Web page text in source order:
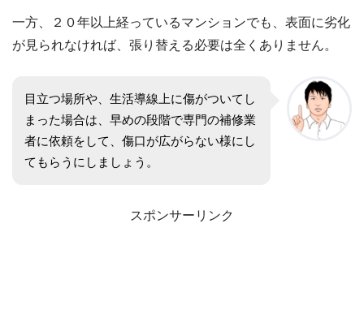
一方、２０年以上経っているマンションでも、表面に劣化
が見られなければ、張り替える必要は全くありません。
目立つ場所や、生活導線上に傷がついてし
まった場合は、早めの段階で専門の補修業
者に依頼をして、傷口が広がらない様にし
てもらうにしましょう。
スポンサーリンク